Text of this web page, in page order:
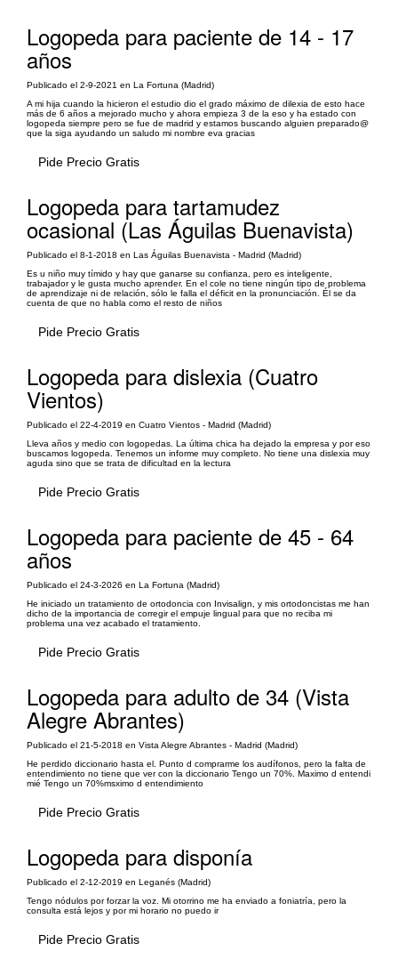
Logopeda para paciente de 14 - 17
años
Publicado el 2-9-2021 en La Fortuna (Madrid)
A mi hija cuando la hicieron el estudio dio el grado máximo de dilexia de esto hace
más de 6 años a mejorado mucho y ahora empieza 3 de la eso y ha estado con
logopeda siempre pero se fue de madrid y estamos buscando alguien preparado@
que la siga ayudando un saludo mi nombre eva gracias
Pide Precio Gratis
Logopeda para tartamudez
ocasional (Las Águilas Buenavista)
Publicado el 8-1-2018 en Las Águilas Buenavista - Madrid (Madrid)
Es u niño muy tímido y hay que ganarse su confianza, pero es inteligente,
trabajador y le gusta mucho aprender. En el cole no tiene ningún tipo de problema
de aprendizaje ni de relación, sólo le falla el déficit en la pronunciación. Él se da
cuenta de que no habla como el resto de niños
Pide Precio Gratis
Logopeda para dislexia (Cuatro
Vientos)
Publicado el 22-4-2019 en Cuatro Vientos - Madrid (Madrid)
Lleva años y medio con logopedas. La última chica ha dejado la empresa y por eso
buscamos logopeda. Tenemos un informe muy completo. No tiene una dislexia muy
aguda sino que se trata de dificultad en la lectura
Pide Precio Gratis
Logopeda para paciente de 45 - 64
años
Publicado el 24-3-2026 en La Fortuna (Madrid)
He iniciado un tratamiento de ortodoncia con Invisalign, y mis ortodoncistas me han
dicho de la importancia de corregir el empuje lingual para que no reciba mi
problema una vez acabado el tratamiento.
Pide Precio Gratis
Logopeda para adulto de 34 (Vista
Alegre Abrantes)
Publicado el 21-5-2018 en Vista Alegre Abrantes - Madrid (Madrid)
He perdido diccionario hasta el. Punto d comprarme los audífonos, pero la falta de
entendimiento no tiene que ver con la diccionario Tengo un 70%. Maximo d entendi
mié Tengo un 70%msximo d entendimiento
Pide Precio Gratis
Logopeda para disponía
Publicado el 2-12-2019 en Leganés (Madrid)
Tengo nódulos por forzar la voz. Mi otorrino me ha enviado a foniatría, pero la
consulta está lejos y por mi horario no puedo ir
Pide Precio Gratis